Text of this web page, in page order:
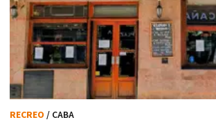
RECREO / CABA